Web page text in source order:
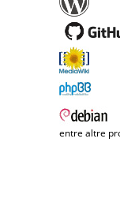
entre altre